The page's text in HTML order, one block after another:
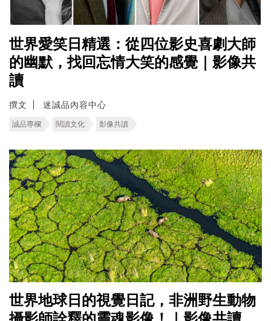
世界愛笑日精選：從四位影史喜劇大師
的幽默，找回忘情大笑的感覺｜影像共
讀
撰文 迷誠品內容中心
誠品專欄 閱讀文化 影像共讀
世界地球日的視覺日記，非洲野生動物